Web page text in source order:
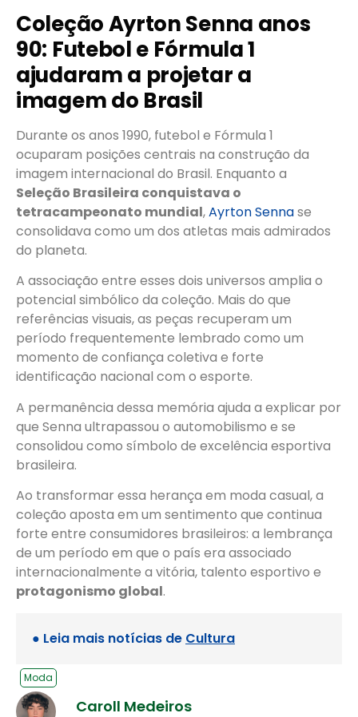
Coleção Ayrton Senna anos
90: Futebol e Fórmula 1
ajudaram a projetar a
imagem do Brasil
Durante os anos 1990, futebol e Fórmula 1
ocuparam posições centrais na construção da
imagem internacional do Brasil. Enquanto a
Seleção Brasileira conquistava o
tetracampeonato mundial,Ayrton Sennase
consolidava como um dos atletas mais admirados
do planeta.
A associação entre esses dois universos amplia o
potencial simbólico da coleção. Mais do que
referências visuais, as peças recuperam um
período frequentemente lembrado como um
momento de confiança coletiva e forte
identificação nacional com o esporte.
A permanência dessa memória ajuda a explicar por
que Senna ultrapassou o automobilismo e se
consolidou como símbolo de excelência esportiva
brasileira.
Ao transformar essa herança em moda casual, a
coleção aposta em um sentimento que continua
forte entre consumidores brasileiros: a lembrança
de um período em que o país era associado
internacionalmente a vitória, talento esportivo e
protagonismo global.
● Leia mais notícias de Cultura
Moda
Caroll Medeiros